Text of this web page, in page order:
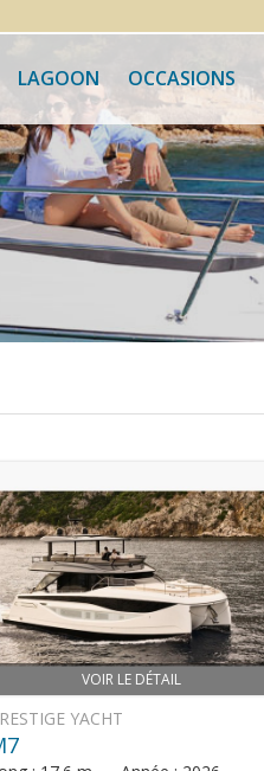
LAGOON OCCASIONS
VOIR LE DÉTAIL
YACHT